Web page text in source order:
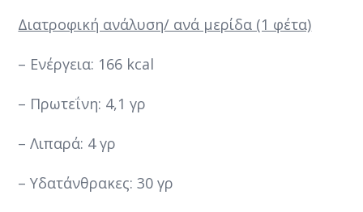
Διατροφική ανάλυση/ ανά μερίδα (1 φέτα)
– Ενέργεια: 166 kcal
– Πρωτεΐνη: 4,1 γρ
– Λιπαρά: 4 γρ
– Υδατάνθρακες: 30 γρ